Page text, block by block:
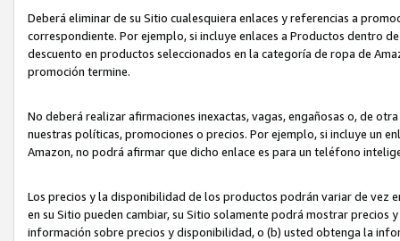
Deberá eliminar de su Sitio cualesquiera enlaces y referencias a
correspondiente. Por ejemplo, si incluye enlaces a Productos dentro
descuento en productos seleccionados en la categoría de ropa de
promoción termine.
No deberá realizar afirmaciones inexactas, vagas, engañosas o, de
nuestras políticas, promociones o precios. Por ejemplo, si incluye un
Amazon, no podrá afirmar que dicho enlace es para un teléfono
Los precios y la disponibilidad de los productos podrán variar de vez
en su Sitio pueden cambiar, su Sitio solamente podrá mostrar
información sobre precios y disponibilidad, o (b) usted obtenga la